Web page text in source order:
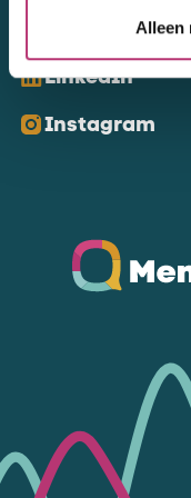
Alleen
Kom ons
LinkedIn
Instagram